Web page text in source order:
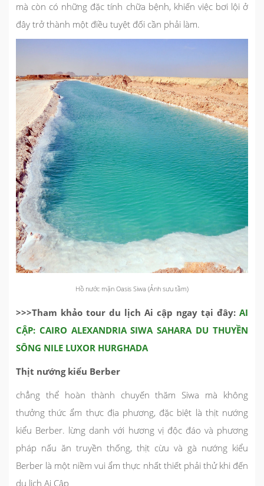
mà còn có những đặc tính chữa bệnh, khiến việc bơi lội ở
đây trở thành một điều tuyệt đối cần phải làm.
Hồ nước mặn Oasis Siwa (Ảnh sưu tầm)
>>>Tham khảo tour du lịch Ai cập ngay tại đây: AI
CẬP: CAIRO ALEXANDRIA SIWA SAHARA DU THUYỀN
SÔNG NILE LUXOR HURGHADA
Thịt nướng kiểu Berber
chẳng thể hoàn thành chuyến thăm Siwa mà không
thưởng thức ẩm thực địa phương, đặc biệt là thịt nướng
kiểu Berber. lừng danh với hương vị độc đáo và phương
pháp nấu ăn truyền thống, thịt cừu và gà nướng kiểu
Berber là một niềm vui ẩm thực nhất thiết phải thử khi đến
du lịch Ai Cập